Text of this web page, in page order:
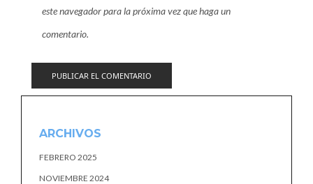
este navegador para la próxima vez que haga un
comentario.
ARCHIVOS
FEBRERO 2025
NOVIEMBRE 2024